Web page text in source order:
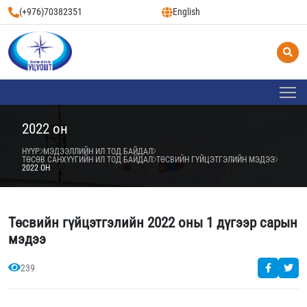
(+976)70382351 English
2022 он
НҮҮР МЭДЭЭЛЛИЙН ИЛ ТОД БАЙДАЛ
ТӨСӨВ САНХҮҮГИЙН ИЛ ТОД БАЙДАЛ ТӨСВИЙН ГҮЙЦЭТГЭЛИЙН МЭДЭЭ
2022 ОН
Төсвийн гүйцэтгэлийн 2022 оны 1 дүгээр сарын
мэдээ
239